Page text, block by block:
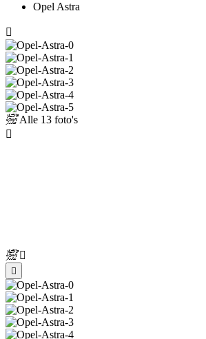
Opel Astra
Alle 13 foto's